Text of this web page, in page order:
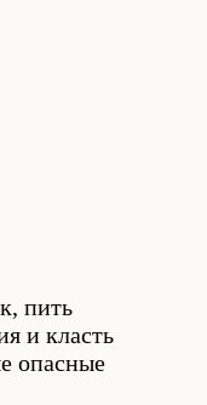
пить
и класть
опасные